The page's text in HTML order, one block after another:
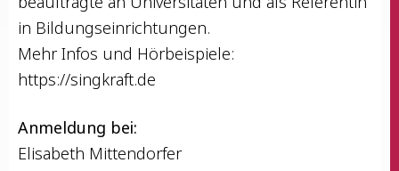
in Bildungseinrichtungen.
Mehr Infos und Hör­bei­spie­le:
https://singkraft.de
Anmel­dung bei:
Eli­sa­beth Mittendorfer